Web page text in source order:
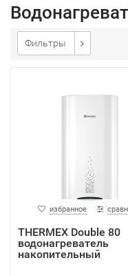
Фильтры
избранное
THERMEX Double 80
водонагреватель
накопительный